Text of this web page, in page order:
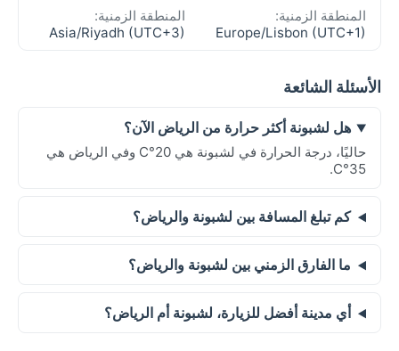
المنطقة الزمنية:
Europe/Lisbon (UTC+1)
المنطقة الزمنية:
Asia/Riyadh (UTC+3)
الأسئلة الشائعة
هل لشبونة أكثر حرارة من الرياض الآن؟
حاليًا، درجة الحرارة في لشبونة هي 20°C وفي الرياض هي
35°C.
كم تبلغ المسافة بين لشبونة والرياض؟
ما الفارق الزمني بين لشبونة والرياض؟
أي مدينة أفضل للزيارة، لشبونة أم الرياض؟